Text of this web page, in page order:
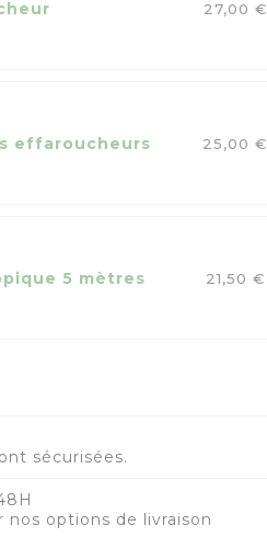
27,00 €
effaroucheurs 25,00 €
5 mètres 21,50 €
sécurisées.
nos options de livraison